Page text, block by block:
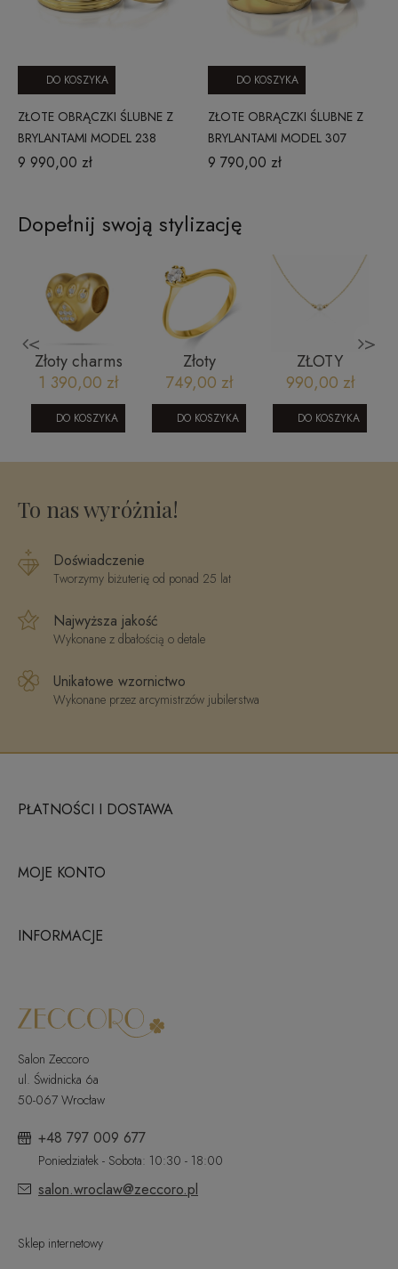
ZŁOTE OBRĄCZKI ŚLUBNE Z
BRYLANTAMI MODEL 238
ŻÓŁTE ZŁOTO
9 990,00 zł
DO KOSZYKA
ZŁOTE OBRĄCZKI ŚLUBNE Z
BRYLANTAMI MODEL 307
ŻÓŁTE ZŁOTO
9 790,00 zł
DO KOSZYKA
Dopełnij swoją stylizację
<
Złoty charms
serce 585 z
cyrkoniami -
odciski łapek
miłości
1 390,00 zł
DO KOSZYKA
Złoty
pierścionek
klasyczny
zaręczynowy
749,00 zł
DO KOSZYKA
ZŁOTY
NASZYJNIK Z
4 KULKAMI
GŁADKIMI I
PEREŁKĄ M
990,00 zł
DO KOSZYKA
>
To nas wyróżnia!
Doświadczenie
Tworzymy biżuterię od ponad 25 lat
Najwyższa jakość
Wykonane z dbałością o detale
Unikatowe wzornictwo
Wykonane przez arcymistrzów jubilerstwa
PŁATNOŚCI I DOSTAWA
MOJE KONTO
INFORMACJE
Salon Zeccoro
ul. Świdnicka 6a
50-067 Wrocław
+48 797 009 677
Poniedziałek - Sobota: 10:30 - 18:00
salon.wroclaw@zeccoro.pl
Sklep internetowy